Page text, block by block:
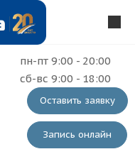
пн-пт 9:00 - 20:00
сб-вс 9:00 - 18:00
Оставить заявку
Запись онлайн